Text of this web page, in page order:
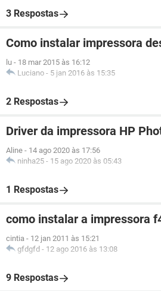
3 Respostas
Como instalar impressora
lu - 18 mar 2015 às 16:12
Luciano - 5 jan 2016 às 15:35
2 Respostas
Driver da impressora HP
Aline - 14 ago 2020 às 17:56
ninha25 - 15 ago 2020 às 05:43
1 Respostas
como instalar a impressora
cintia - 12 jan 2011 às 15:21
gfdgfd - 12 ago 2016 às 13:08
9 Respostas